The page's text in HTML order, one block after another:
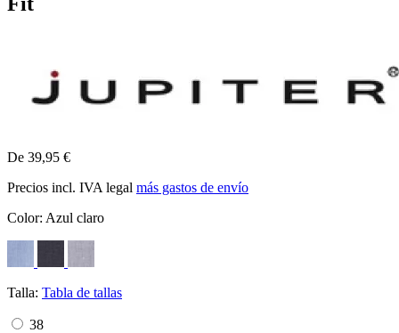
De 39,95 €
Precios incl. IVA legal más gastos de envío
Color: Azul claro
Talla: Tabla de tallas
38